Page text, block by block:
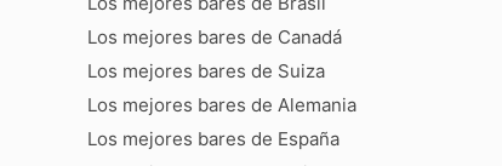
Los mejores bares de Canadá
Los mejores bares de Suiza
Los mejores bares de Alemania
Los mejores bares de España